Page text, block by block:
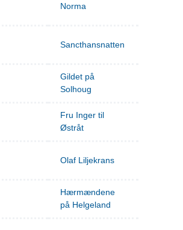
Norma
Sancthansnatten
Gildet på
Solhoug
Fru Inger til
Østråt
Olaf Liljekrans
Hærmændene
på Helgeland